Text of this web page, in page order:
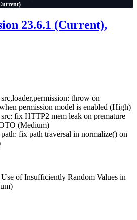
23.6.1 (Current),
throw on
permission model is enabled (High)
fix HTTP2 mem leak on premature
(Medium)
fix path traversal in normalize() on
of Insufficiently Random Values in